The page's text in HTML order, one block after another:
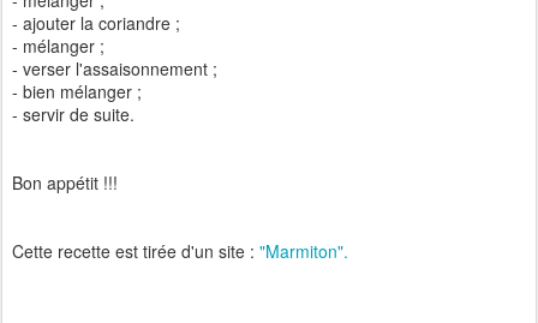
- ajouter la coriandre ;
- mélanger ;
- verser l'assaisonnement ;
- bien mélanger ;
- servir de suite.
Bon appétit !!!
Cette recette est tirée d'un site : "Marmiton".